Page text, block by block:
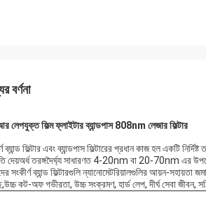
বর্ণনা
ফিল্ম ফ্লাইটার ব্যান্ডপাস 808nm লেজার ফিল্টার
ব্যান্ড ফিল্টার এবং ব্যান্ডপাস ফিল্টারের প্রধান কাজ হল একটি
দেয়অর্ধ তরঙ্গদৈর্ঘ্য সাধারণত 4-20nm বা 20-70nm এর উপরে
সংকীর্ণ ব্যান্ড ফিল্টারগুলি ন্যানোমেটরিয়ালগুলির আয়ন-সহায়তা
কট-অফ গভীরতা, উচ্চ সংক্রমণ, হার্ড লেপ, দীর্ঘ সেবা